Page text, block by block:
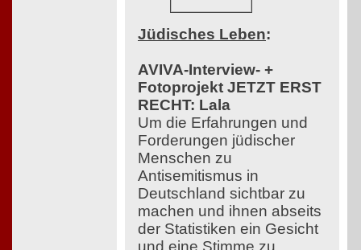
Jüdisches Leben:
AVIVA-Interview- +
Fotoprojekt JETZT ERST
RECHT: Lala
Um die Erfahrungen und
Forderungen jüdischer
Menschen zu
Antisemitismus in
Deutschland sichtbar zu
machen und ihnen abseits
der Statistiken ein Gesicht
und eine Stimme zu